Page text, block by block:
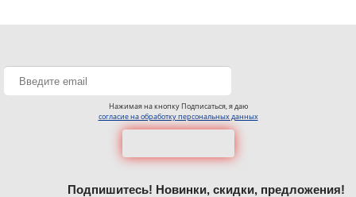
Нажимая на кнопку Подписаться, я даю
согласие на обработку персональных данных
Подпишитесь! Новинки, скидки, предложения!